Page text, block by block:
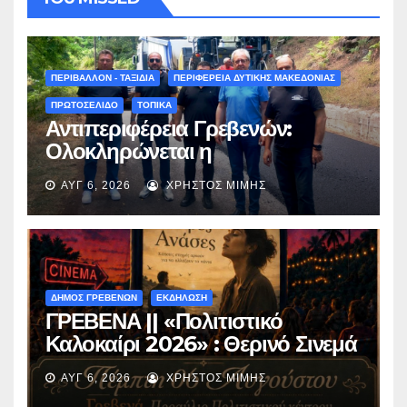
ΠΕΡΙΒΑΛΛΟΝ - ΤΑΞΙΔΙΑ ΠΕΡΙΦΕΡΕΙΑ ΔΥΤΙΚΗΣ ΜΑΚΕΔΟΝΙΑΣ
ΠΡΩΤΟΣΕΛΙΔΟ ΤΟΠΙΚΑ
Αντιπεριφέρεια Γρεβενών:
Ολοκληρώνεται η
ασφαλτόστρωση της οδού
Περιβόλι – Αβδέλλα
ΑΥΓ 6, 2026 ΧΡΉΣΤΟΣ ΜΊΜΗΣ
ΔΗΜΟΣ ΓΡΕΒΕΝΩΝ ΕΚΔΗΛΩΣΗ
ΓΡΕΒΕΝΑ || «Πολιτιστικό
Καλοκαίρι 2026» : Θερινό Σινεμά
με την βραβευμένη ταινία
«Μικρές Ανάσες».
ΑΥΓ 6, 2026 ΧΡΉΣΤΟΣ ΜΊΜΗΣ